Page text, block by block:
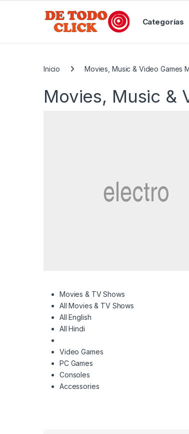
Categorías
Inicio Movies, Music & Video Games
Movies, Music &
Movies & TV Shows
All Movies & TV Shows
All English
All Hindi
Video Games
PC Games
Consoles
Accessories